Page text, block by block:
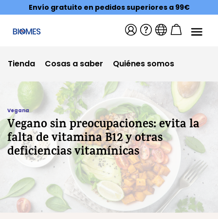
Envío gratuito en pedidos superiores a 99€
Tienda Cosas a saber Quiénes somos
Vegana
Vegano sin preocupaciones: evita la
falta de vitamina B12 y otras
deficiencias vitamínicas